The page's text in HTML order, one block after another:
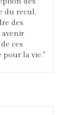
du recul,
des
avenir
ces
pour la vie."